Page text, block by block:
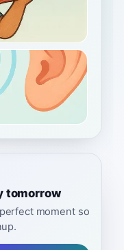
tomorrow
moment so